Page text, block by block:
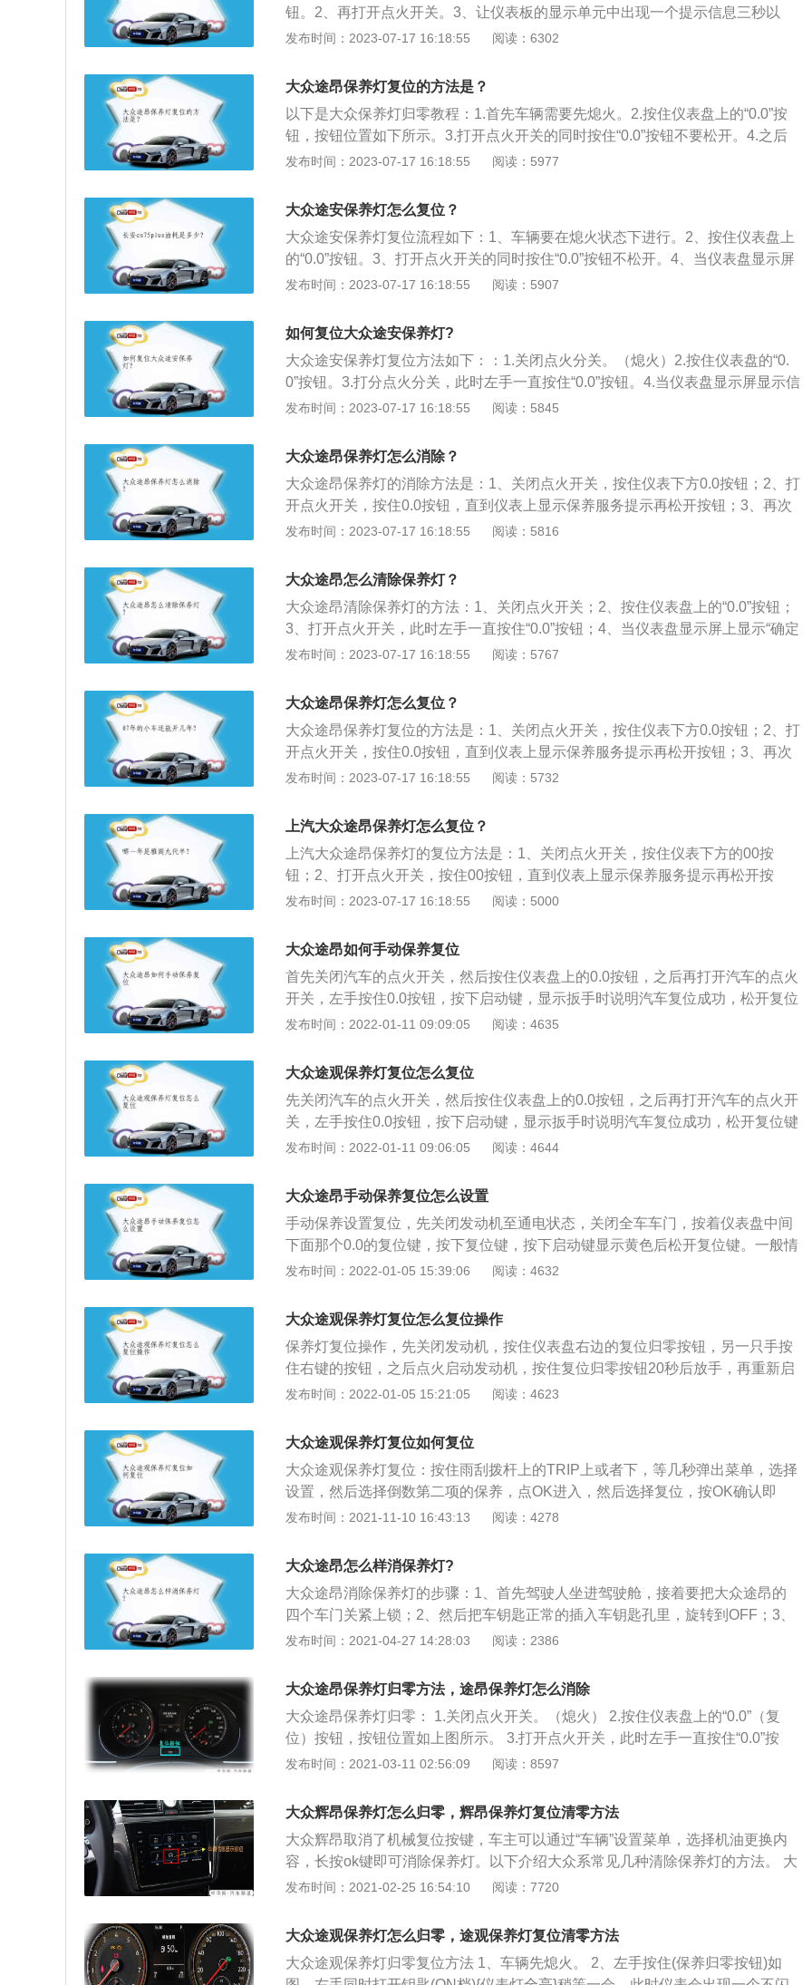
钮。2、再打开点火开关。3、让仪表板的显示单元中出现一个提示信息三秒以
上。4、不关闭点火开关松开车速表旁的保养复位按钮。5、再按一下转速表侧的
展内容：途观距离下次保养设置的操作步骤是：1、打开点火开关。2、启动厂家
诊断仪器，连接到车上。3、在控制单元列表界面选择组合仪表模块。4、在组合
仪表模块上点击鼠标右键选择，在下拉菜单里面选择引导型功能。5、选择17常
规检查及17换油保养。根据专检的提示分别进行执行设定，即可完成下次保养的
时间和公里数的设置。
发布时间：2023-07-17 16:18:55 阅读：6302
大众途昂保养灯复位的方法是？
以下是大众保养灯归零教程：1.首先车辆需要先熄火。2.按住仪表盘上的“0.0”按
钮，按钮位置如下所示。3.打开点火开关的同时按住“0.0”按钮不要松开。4.之后
在仪表信息显示屏上会显示文字，此时我们松开“0.0”按钮。5.再次按压“0.0”按钮
始。扩展内容：汽车保养灯是车辆预订的保养周期，行驶到了要保养的公里时，
汽车保养灯就会亮起提示要对车辆进行保养。
发布时间：2023-07-17 16:18:55 阅读：5977
大众途安保养灯怎么复位？
大众途安保养灯复位流程如下：1、车辆要在熄火状态下进行。2、按住仪表盘上
的“0.0”按钮。3、打开点火开关的同时按住“0.0”按钮不松开。4、当仪表盘显示屏
上显示文字信息，松开“0.0”按钮即可。5、按下“0.0”按钮以确认状态（只需按一
于大众系其他车型保养灯复位的流程：1、先关闭点火开关，保证车辆已熄火。
2、按住仪表盘上的右键（回零/调整）按钮。3、打开点火开关，左手不要放开右
键。4、左手持续按住“回零/调整”按钮不放等待直至保养灯进入复位模式，松开右
键（回零/调整按钮）。5、松开右键20秒内，按压一次左键“菜单按钮”确认复
位。
发布时间：2023-07-17 16:18:55 阅读：5907
如何复位大众途安保养灯?
大众途安保养灯复位方法如下：：1.关闭点火分关。（熄火）2.按住仪表盘的“0.
0”按钮。3.打分点火分关，此时左手一直按住“0.0”按钮。4.当仪表盘显示屏显示信
息，松开“0.0”按钮。5.再次按压“0.0”按钮确认。（按压一次即可）6.检查保养灯
发布时间：2023-07-17 16:18:55 阅读：5845
大众途昂保养灯怎么消除？
大众途昂保养灯的消除方法是：1、关闭点火开关，按住仪表下方0.0按钮；2、打
开点火开关，按住0.0按钮，直到仪表上显示保养服务提示再松开按钮；3、再次
按压下0.0按钮即可。大众途昂是一款中大型5门7座suv，其车身尺寸是：长5039
发动机，最大功率是137kw，最大扭矩是320nm，与其匹配的是7挡双离合变速
发布时间：2023-07-17 16:18:55 阅读：5816
大众途昂怎么清除保养灯？
大众途昂清除保养灯的方法：1、关闭点火开关；2、按住仪表盘上的“0.0”按钮；
3、打开点火开关，此时左手一直按住“0.0”按钮；4、当仪表盘显示屏上显示“确定
要复位保养服务的数据”，松开“0.0”按钮；5、再次按压“0.0”按钮确认即可。大众
73mm，轴距为2980mm，搭载2.0T涡轮增压发动机，最大功率是137kw，匹配7
挡双离合变速箱。
发布时间：2023-07-17 16:18:55 阅读：5767
大众途昂保养灯怎么复位？
大众途昂保养灯复位的方法是：1、关闭点火开关，按住仪表下方0.0按钮；2、打
开点火开关，按住0.0按钮，直到仪表上显示保养服务提示再松开按钮；3、再次
按压一下0.0按钮，保养灯归零即可。大众途昂是一款中大型5门7座suv，其车身
轮增压发动机是7挡双离合变速箱，最大功率是137千瓦，最大扭矩是320牛米。
发布时间：2023-07-17 16:18:55 阅读：5732
上汽大众途昂保养灯怎么复位？
上汽大众途昂保养灯的复位方法是：1、关闭点火开关，按住仪表下方的00按
钮；2、打开点火开关，按住00按钮，直到仪表上显示保养服务提示再松开按
钮；3、再次按压一下00按钮，即可完成复位。途昂是上汽大众推出的一款大型S
备自适应巡航、车道保持、盲点监测、防碰撞预警、方向盘加热、前排座椅加热
通风、全景天窗等功能。
发布时间：2023-07-17 16:18:55 阅读：5000
大众途昂如何手动保养复位
首先关闭汽车的点火开关，然后按住仪表盘上的0.0按钮，之后再打开汽车的点火
开关，左手按住0.0按钮，按下启动键，显示扳手时说明汽车复位成功，松开复位
键就完成复位。途昂是上汽大众集团推出的全新中大型SUV，汽车的外观借鉴了
车前大灯的内部。汽车的长宽高为5039×1989×1773mm整体尺寸与奥迪Q7的尺
寸不相上下，汽车采用平行线条的设计元素，搭配三幅式平底方向盘，12.3英寸
全液晶仪表盘。车型提供2.0tsI高低功率发动机和2.5tv6发动机两种选择，2.5t发
动机首次出现在大众国产车型上，匹配的是7速湿式双离合变速箱。
发布时间：2022-01-11 09:09:05 阅读：4635
大众途观保养灯复位怎么复位
先关闭汽车的点火开关，然后按住仪表盘上的0.0按钮，之后再打开汽车的点火开
关，左手按住0.0按钮，按下启动键，显示扳手时说明汽车复位成功，松开复位键
就完成复位。将汽车送到4s店进行保养首先由维修人员检查汽车的灯光是否正常
要部件的使用情况，最后用电脑检测并进行保养灯归零复位。保养灯就像计时器
一样，记录一些重要配件的使用里程数。如果在检查完后不将保养灯归零，会给
下次更换汽车配件造成不必要的麻烦，使车主和维修人员无法准确知道配件使用
的时间。
发布时间：2022-01-11 09:06:05 阅读：4644
大众途昂手动保养复位怎么设置
手动保养设置复位，先关闭发动机至通电状态，关闭全车车门，按着仪表盘中间
下面那个0.0的复位键，按下复位键，按下启动键显示黄色后松开复位键。一般情
况下不需要手动设置保养复位键。当仪表盘上亮起保养灯，说明是时候带车辆进
要更换一些易耗橡胶件和慢性磨损的零件。除了更换这种零件还要对车子进行检
查。若平时用车环境比较好，用车比较温柔，可以适当延迟保养。若平时用车环
境比较恶劣，用车过程中比较激进，驾车比较粗鲁，就可以考虑提前进行保养。
只有多检查多保养，车子才能维持良好的运转，才能保障行车安全。
发布时间：2022-01-05 15:39:06 阅读：4632
大众途观保养灯复位怎么复位操作
保养灯复位操作，先关闭发动机，按住仪表盘右边的复位归零按钮，另一只手按
住右键的按钮，之后点火启动发动机，按住复位归零按钮20秒后放手，再重新启
动车辆检查保养灯是否成功复位。每一次保养完后都应该按下保养灯复位按钮，
养需要更换机油和其他油水，还要更换机油滤和空气滤等，还要更换一些易耗橡
胶件和慢性磨损的零件。除了更换这种零件还要对车子进行检查。当然了，保养
时间和里程不是固定死的，车主可以根据自己的情况进行保养。若平时用车环境
比较好，用车比较温柔，可以适当延迟保养。若平时用车环境比较恶劣，用车过
程中比较激进，驾车比较粗鲁，就可以考虑提前进行保养。只有多检查多保养，
发布时间：2022-01-05 15:21:05 阅读：4623
大众途观保养灯复位如何复位
大众途观保养灯复位：按住雨刮拨杆上的TRIP上或者下，等几秒弹出菜单，选择
设置，然后选择倒数第二项的保养，点OK进入，然后选择复位，按OK确认即
可。外观方面，大众途观采用大众最新的家族设计理念。泪眼前大灯惹人喜爱，
前脸造型是大众品牌的精髓设计，途观上表现得更着实出色。车身侧面，流畅、
自然，保持了德系车一贯的稳重、内敛。尾部方面，尾灯与前大灯相互辉映，表
现出前后统一的风格。内饰方面，大众的内饰做工扎实、选材高档、实用、环
保。途观同样继承大众的传统，同样拥有出色的品质。对于喜欢驾驶的消费者而
言，大众的方向盘最能令大家兴奋。另外真皮包裹方向盘，不但手感优异，功能
均作为标配出现其中。动力方面，大众途观搭载1.4T、1.8T两款涡轮增压发动
机，发动机最大功率：118.0kW，最大马力：160PS，最大扭矩：250.0Nm，传
动系统方面，与之匹配的是6档双离合、6速手自一体变速箱。
发布时间：2021-11-10 16:43:13 阅读：4278
大众途昂怎么样消保养灯?
大众途昂消除保养灯的步骤：1、首先驾驶人坐进驾驶舱，接着要把大众途昂的
四个车门关紧上锁；2、然后把车钥匙正常的插入车钥匙孔里，旋转到OFF；3、
这时候找仪表盘上的保养归零按钮，按下去，不要松手；4、另外一只手去旋转
能松手保养灯归零按键。
发布时间：2021-04-27 14:28:03 阅读：2386
大众途昂保养灯归零方法，途昂保养灯怎么消除
大众途昂保养灯归零： 1.关闭点火开关。（熄火） 2.按住仪表盘上的“0.0”（复
位）按钮，按钮位置如上图所示。 3.打开点火开关，此时左手一直按住“0.0”按
钮。 4.当仪表盘显示屏上显示下列某条信息，松开“0.0”按钮即可。 确定要复位保
（按压一次即可） 6.检查保养灯是否已经归零，如果没有则必须从头开始。 请勿
在保养周期之间复位保养显示，以免导致错误显示。保养提示功能仅起辅助作
用，详细的保养间隔还应参照保养规定执行。如果长时间把汽车蓄电池断开，则
可能无法正确计算下次保养到期的时间。发动机处于运转状态时，按压多功能方
向盘上的OK按钮，数秒钟后显示的保养信息隐去，返回常规显示模式。
发布时间：2021-03-11 02:56:09 阅读：8597
大众辉昂保养灯怎么归零，辉昂保养灯复位清零方法
大众辉昂取消了机械复位按键，车主可以通过“车辆”设置菜单，选择机油更换内
容，长按ok键即可消除保养灯。以下介绍大众系常见几种清除保养灯的方法。 大
众系保养灯归零教程一 1、关闭点火开关保证车辆已经熄火 2、按住仪表盘上
开。 4、留意仪表上的信息显示屏，当上面出现文字时松开“0.0”按钮。 5、再按
一次“0.0”按钮。 6、这时保养灯已经归零，如果还没有归零的话需要重头开始。
大众系保养灯归零教程二 1、车辆需要先熄火。 2、找到并长按右键（回零/调
发布时间：2021-02-25 16:54:10 阅读：7720
大众途观保养灯怎么归零，途观保养灯复位清零方法
大众途观保养灯归零复位方法 1、车辆先熄火。 2、左手按住(保养归零按钮)如